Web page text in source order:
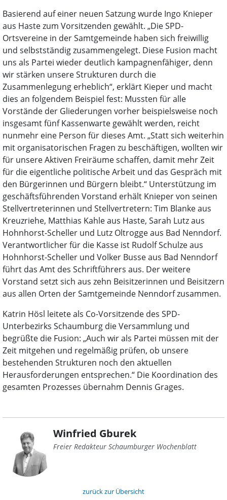
Basierend auf einer neuen Satzung wurde Ingo Knieper
aus Haste zum Vorsitzenden gewählt. „Die SPD-
Ortsvereine in der Samtgemeinde haben sich freiwillig
und selbstständig zusammengelegt. Diese Fusion macht
uns als Partei wieder deutlich kampagnenfähiger, denn
wir stärken unsere Strukturen durch die
Zusammenlegung erheblich“, erklärt Kieper und macht
dies an folgendem Beispiel fest: Mussten für alle
Vorstände der Gliederungen vorher beispielsweise noch
insgesamt fünf Kassenwarte gewählt werden, reicht
nunmehr eine Person für dieses Amt. „Statt sich weiterhin
mit organisatorischen Fragen zu beschäftigen, wollten wir
für unsere Aktiven Freiräume schaffen, damit mehr Zeit
für die eigentliche politische Arbeit und das Gespräch mit
den Bürgerinnen und Bürgern bleibt.“ Unterstützung im
geschäftsführenden Vorstand erhält Knieper von seinen
Stellvertreterinnen und Stellvertretern: Tim Blanke aus
Kreuzriehe, Matthias Kahle aus Haste, Sarah Lutz aus
Hohnhorst-Scheller und Lutz Oltrogge aus Bad Nenndorf.
Verantwortlicher für die Kasse ist Rudolf Schulze aus
Hohnhorst-Scheller und Volker Busse aus Bad Nenndorf
führt das Amt des Schriftführers aus. Der weitere
Vorstand setzt sich aus zehn Beisitzerinnen und Beisitzern
aus allen Orten der Samtgemeinde Nenndorf zusammen.
Katrin Hösl leitete als Co-Vorsitzende des SPD-
Unterbezirks Schaumburg die Versammlung und
begrüßte die Fusion: „Auch wir als Partei müssen mit der
Zeit mitgehen und regelmäßig prüfen, ob unsere
bestehenden Strukturen noch den aktuellen
Herausforderungen entsprechen.“ Die Koordination des
gesamten Prozesses übernahm Dennis Grages.
Winfried Gburek
Freier Redakteur Schaumburger Wochenblatt
zurück zur Übersicht